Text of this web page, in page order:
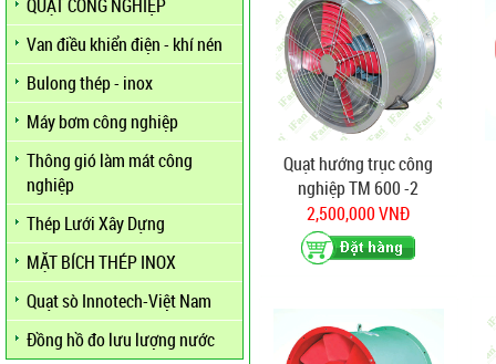
QUẠT CÔNG NGHIỆP
Van điều khiển điện - khí nén
Bulong thép - inox
Máy bơm công nghiệp
Thông gió làm mát công
nghiệp
Thép Lưới Xây Dựng
MẶT BÍCH THÉP INOX
Quạt sò Innotech-Việt Nam
Đồng hồ đo lưu lượng nước
Quạt hướng trục công
nghiệp TM 600 -2
2,500,000 VNĐ